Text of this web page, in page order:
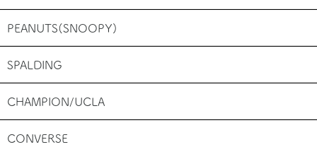
PEANUTS(SNOOPY)
SPALDING
CHAMPION/UCLA
CONVERSE